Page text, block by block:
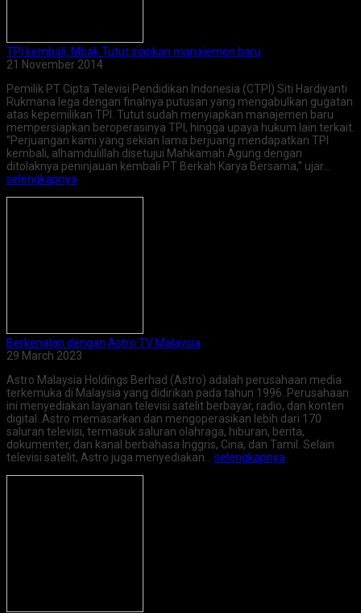
TPI kembali, Mbak Tutut siapkan manajemen baru
21 November 2014
Pemilik PT Cipta Televisi Pendidikan Indonesia (CTPI) Siti Hardiyanti
Rukmana lega dengan finalnya putusan yang mengabulkan gugatan
atas kepemilikan TPI. Tutut sudah menyiapkan manajemen baru
mempersiapkan beroperasinya TPI, hingga upaya hukum lain terkait.
“Perjuangan kami yang sekian lama berjuang mendapatkan TPI
kembali, alhamdulillah disetujui Mahkamah Agung dengan
ditolaknya peninjauan kembali PT Berkah Karya Bersama,” ujar…
selengkapnya
Berkenalan dengan Astro TV Malaysia
29 March 2023
Astro Malaysia Holdings Berhad (Astro) adalah perusahaan media
terkemuka di Malaysia yang didirikan pada tahun 1996. Perusahaan
ini menyediakan layanan televisi satelit berbayar, radio, dan konten
digital. Astro memasarkan dan mengoperasikan lebih dari 170
saluran televisi, termasuk saluran olahraga, hiburan, berita,
dokumenter, dan kanal berbahasa Inggris, Cina, dan Tamil. Selain
televisi satelit, Astro juga menyediakan… selengkapnya